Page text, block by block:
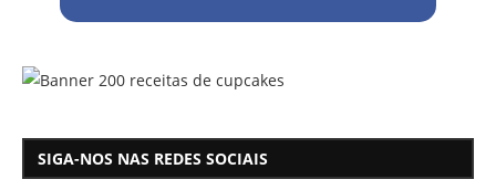
SIGA-NOS NAS REDES SOCIAIS